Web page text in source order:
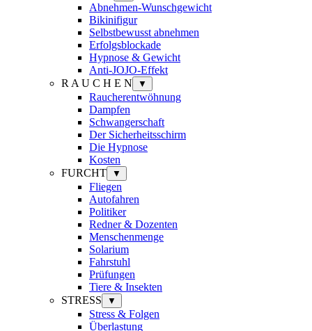
Abnehmen-Wunschgewicht
Bikinifigur
Selbstbewusst abnehmen
Erfolgsblockade
Hypnose & Gewicht
Anti-JOJO-Effekt
R A U C H E N
▼
Raucherentwöhnung
Dampfen
Schwangerschaft
Der Sicherheitsschirm
Die Hypnose
Kosten
FURCHT
▼
Fliegen
Autofahren
Politiker
Redner & Dozenten
Menschenmenge
Solarium
Fahrstuhl
Prüfungen
Tiere & Insekten
STRESS
▼
Stress & Folgen
Überlastung